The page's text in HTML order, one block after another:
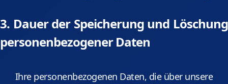
3. Dauer der Speicherung und Löschung
personenbezogener Daten
Ihre personenbezogenen Daten, die über unsere